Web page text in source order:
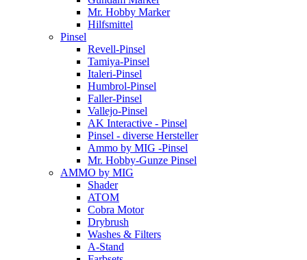
Mr. Hobby Marker
Hilfsmittel
Pinsel
Revell-Pinsel
Tamiya-Pinsel
Italeri-Pinsel
Humbrol-Pinsel
Faller-Pinsel
Vallejo-Pinsel
AK Interactive - Pinsel
Pinsel - diverse Hersteller
Ammo by MIG -Pinsel
Mr. Hobby-Gunze Pinsel
AMMO by MIG
Shader
ATOM
Cobra Motor
Drybrush
Washes & Filters
A-Stand